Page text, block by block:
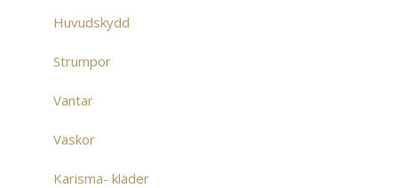
Huvudskydd
Strumpor
Vantar
Väskor
Karisma- kläder